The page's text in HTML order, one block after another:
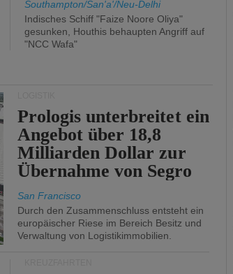
Southampton/San'a'/Neu-Delhi
Indisches Schiff "Faize Noore Oliya"
gesunken, Houthis behaupten Angriff auf
"NCC Wafa"
Prologis unterbreitet ein
Angebot über 18,8
Milliarden Dollar zur
Übernahme von Segro
San Francisco
Durch den Zusammenschluss entsteht ein
europäischer Riese im Bereich Besitz und
Verwaltung von Logistikimmobilien.